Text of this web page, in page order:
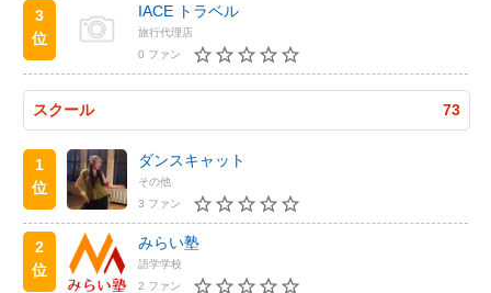
3
位
IACE トラベル
旅行代理店
0 ファン
スクール 73
1
位
ダンスキャット
その他
3 ファン
2
位
みらい塾
語学学校
2 ファン